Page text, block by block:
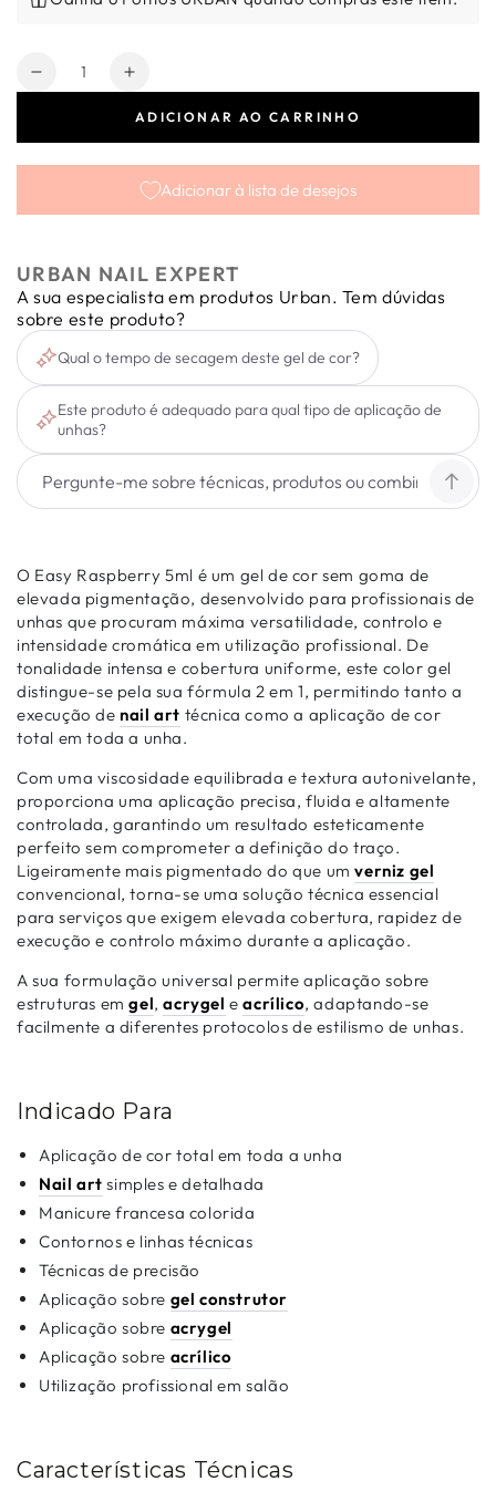
Quantidade
Diminuir
5ml
Aumentar
quantidade
Raspberry
5ml
ADICIONAR AO CARRINHO
Adicionar à lista de desejos
URBAN NAIL EXPERT
A sua especialista em produtos Urban. Tem dúvidas
sobre este produto?
Qual o tempo de secagem deste gel de cor?
Este produto é adequado para qual tipo de aplicação de
unhas?
O Easy Raspberry 5ml é um gel de cor sem goma de
elevada pigmentação, desenvolvido para profissionais de
unhas que procuram máxima versatilidade, controlo e
intensidade cromática em utilização profissional. De
tonalidade intensa e cobertura uniforme, este color gel
distingue-se pela sua fórmula 2 em 1, permitindo tanto a
execução denail art técnica como a aplicação de cor
total em toda a unha.
Com uma viscosidade equilibrada e textura autonivelante,
proporciona uma aplicação precisa, fluida e altamente
controlada, garantindo um resultado esteticamente
perfeito sem comprometer a definição do traço.
Ligeiramente mais pigmentado do que umverniz gel
convencional, torna-se uma solução técnica essencial
para serviços que exigem elevada cobertura, rapidez de
execução e controlo máximo durante a aplicação.
A sua formulação universal permite aplicação sobre
estruturas emgel,acrygel eacrílico, adaptando-se
facilmente a diferentes protocolos de estilismo de unhas.
Indicado Para
Aplicação de cor total em toda a unha
Nail art simples e detalhada
Manicure francesa colorida
Contornos e linhas técnicas
Técnicas de precisão
Aplicação sobre gel construtor
Aplicação sobre acrygel
Aplicação sobre acrílico
Utilização profissional em salão
Características Técnicas